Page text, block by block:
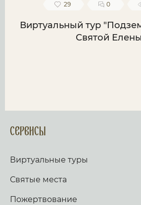
29 0
Виртуальный тур
Святой
Сервисы
Виртуальные туры
Святые места
Пожертвование